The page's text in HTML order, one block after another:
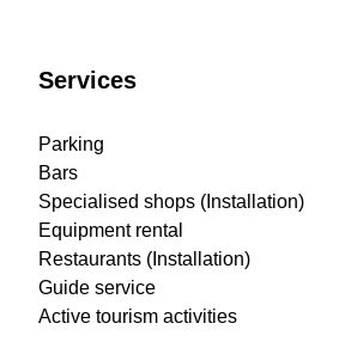
Services
Parking
Bars
Specialised shops (Installation)
Equipment rental
Restaurants (Installation)
Guide service
Active tourism activities